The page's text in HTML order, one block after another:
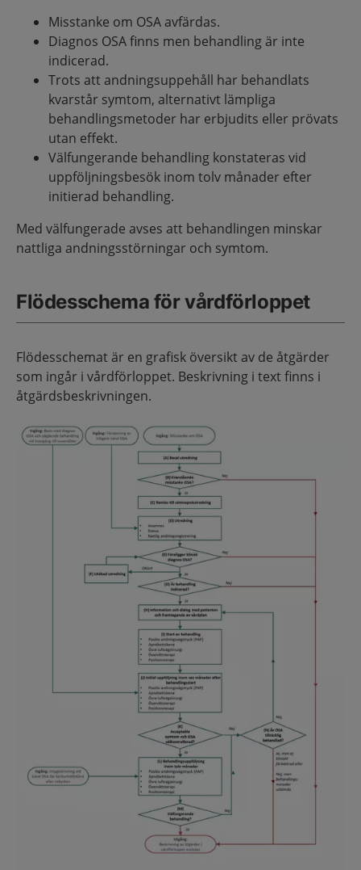
Misstanke om OSA avfärdas.
Diagnos OSA finns men behandling är inte
indicerad.
Trots att andningsuppehåll har behandlats
kvarstår symtom, alternativt lämpliga
behandlingsmetoder har erbjudits eller prövats
utan effekt.
Välfungerande behandling konstateras vid
uppföljningsbesök inom tolv månader efter
initierad behandling.
Med välfungerade avses att behandlingen minskar
nattliga andningsstörningar och symtom.
Flödesschema för vårdförloppet
Flödesschemat är en grafisk översikt av de åtgärder
som ingår i vårdförloppet. Beskrivning i text finns i
åtgärdsbeskrivningen.